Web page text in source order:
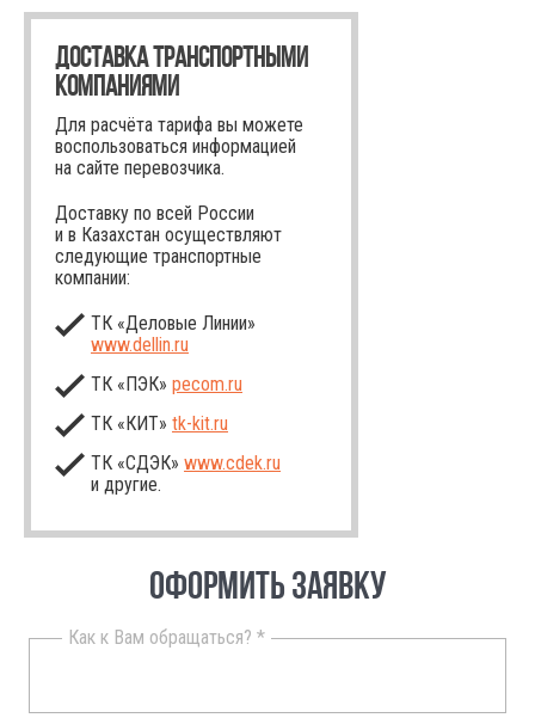
ДОСТАВКА ТРАНСПОРТНЫМИ
КОМПАНИЯМИ
Для расчёта тарифа вы можете
воспользоваться информацией
на сайте перевозчика.
Доставку по всей России
и в Казахстан осуществляют
следующие транспортные
компании:
ТК «Деловые Линии»
www.dellin.ru
ТК «ПЭК» pecom.ru
ТК «КИТ» tk-kit.ru
ТК «СДЭК» www.cdek.ru
и другие.
ОФОРМИТЬ ЗАЯВКУ
Как к Вам обращаться? *